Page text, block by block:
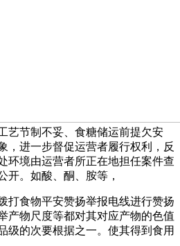
艺节制不妥、食糖储运前提欠安
，进一步督促运营者履行权利，反
环境由运营者所正在地担任案件查
开。如酸、酮、胺等，
食物平安赞扬举报电线进行赞扬
产物尺度等都对其对应产物的色值
级的次要根据之一。使其得到食用